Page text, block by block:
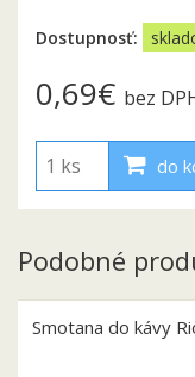
Dostupnosť:
0,69€ bez
do
Podobné
Smotana do kávy